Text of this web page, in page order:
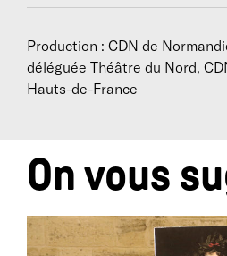
Production : CDN de
déléguée Théâtre du Nord,
Hauts-de-France
On vous